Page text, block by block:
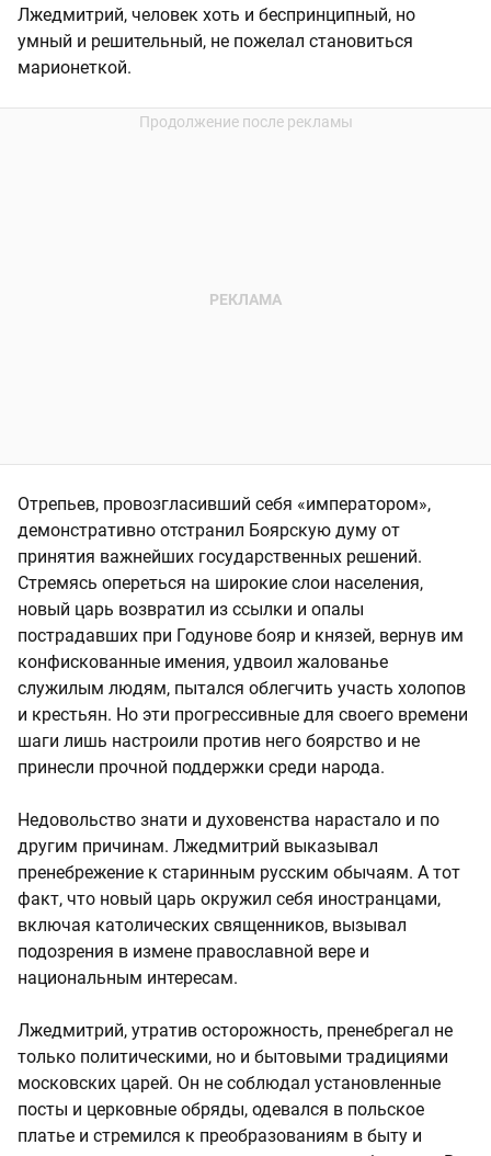
Лжедмитрий, человек хоть и беспринципный, но
умный и решительный, не пожелал становиться
марионеткой.
Отрепьев, провозгласивший себя «императором»,
демонстративно отстранил Боярскую думу от
принятия важнейших государственных решений.
Стремясь опереться на широкие слои населения,
новый царь возвратил из ссылки и опалы
пострадавших при Годунове бояр и князей, вернув им
конфискованные имения, удвоил жалованье
служилым людям, пытался облегчить участь холопов
и крестьян. Но эти прогрессивные для своего времени
шаги лишь настроили против него боярство и не
принесли прочной поддержки среди народа.
Недовольство знати и духовенства нарастало и по
другим причинам. Лжедмитрий выказывал
пренебрежение к старинным русским обычаям. А тот
факт, что новый царь окружил себя иностранцами,
включая католических священников, вызывал
подозрения в измене православной вере и
национальным интересам.
Лжедмитрий, утратив осторожность, пренебрегал не
только политическими, но и бытовыми традициями
московских царей. Он не соблюдал установленные
посты и церковные обряды, одевался в польское
платье и стремился к преобразованиям в быту и